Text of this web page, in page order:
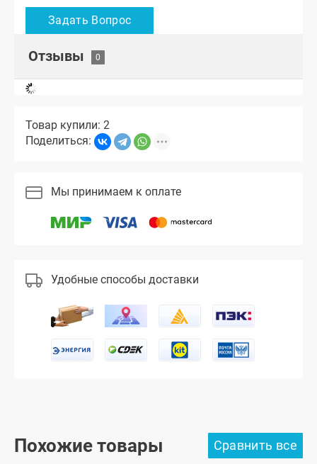
Отзывы
Товар купили: 2
Поделиться:
Мы принимаем к оплате
Удобные способы доставки
Похожие товары